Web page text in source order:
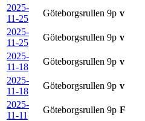
2025-
11-25
Göteborgsrullen 9p v
2025-
11-25
Göteborgsrullen 9p v
2025-
11-18
Göteborgsrullen 9p v
2025-
11-18
Göteborgsrullen 9p v
2025-
11-11
Göteborgsrullen 9p F